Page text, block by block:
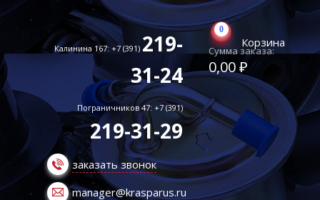
Калинина 167: +7 (391) 219-
31-24
Пограничников 47: +7 (391)
219-31-29
заказать звонок
manager@krasparus.ru
0
Корзина
Сумма заказа:
0,00 ₽